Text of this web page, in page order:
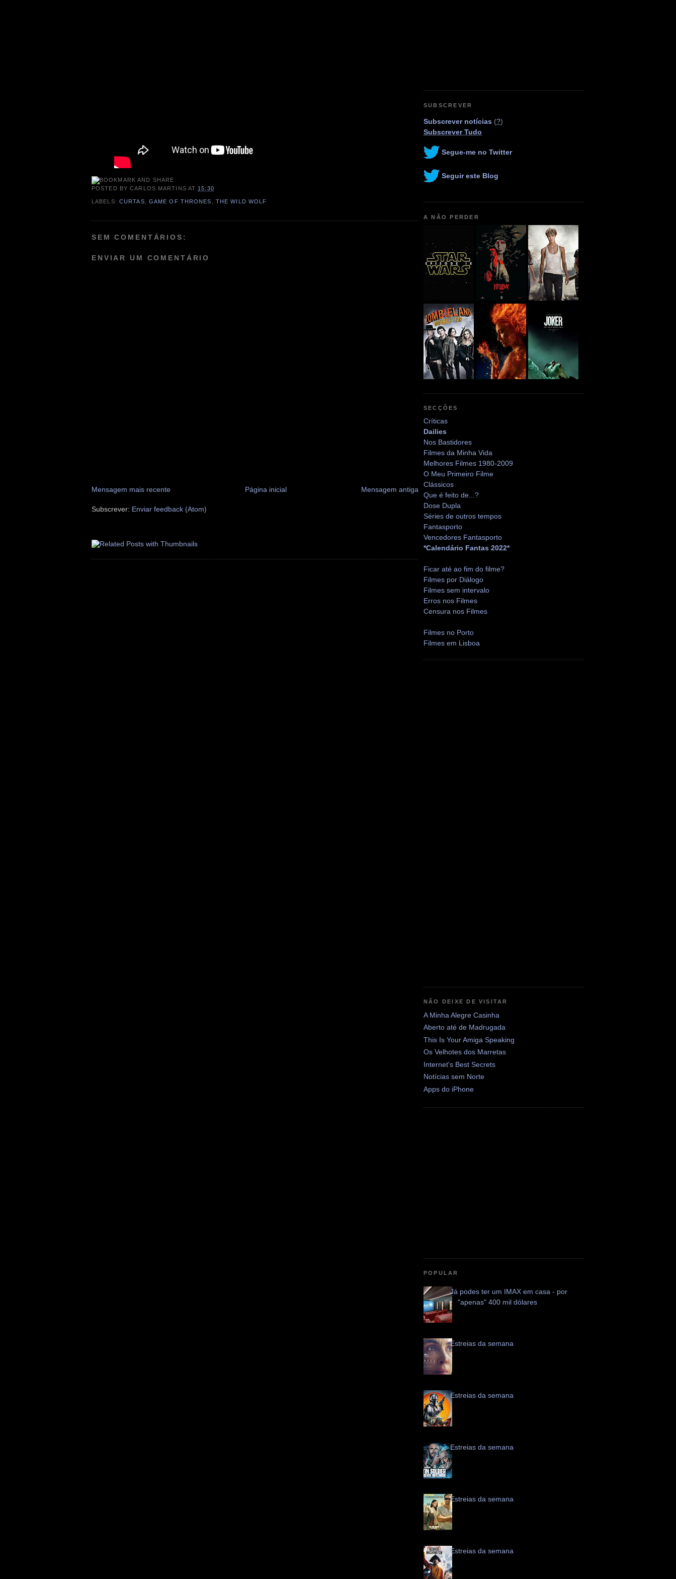
POSTED BYCARLOS MARTINS AT 15:30
LABELS: CURTAS GAME OF THRONES THE WILD WOLF
SEM COMENTÁRIOS:
ENVIAR UM COMENTÁRIO
Mensagem mais recente Mensagem antiga
Página inicial
Subscrever: Enviar feedback (Atom)
SUBSCREVER
Subscrever notícias (?)
Subscrever Tudo
Segue-me no Twitter
Seguir este Blog
A NÃO PERDER
SECÇÕES
Críticas
Dailies
Nos Bastidores
Filmes da Minha Vida
Melhores Filmes 1980-2009
O Meu Primeiro Filme
Clássicos
Que é feito de...?
Dose Dupla
Séries de outros tempos
Fantasporto
Vencedores Fantasporto
*Calendário Fantas 2022*
Ficar até ao fim do filme?
Filmes por Diálogo
Filmes sem intervalo
Erros nos Filmes
Censura nos Filmes
Filmes no Porto
Filmes em Lisboa
NÃO DEIXE DE VISITAR
A Minha Alegre Casinha
Aberto até de Madrugada
This Is Your Amiga Speaking
Os Velhotes dos Marretas
Internet's Best Secrets
Notícias sem Norte
Apps do iPhone
POPULAR
Já podes ter um IMAX em casa - por
"apenas" 400 mil dólares
Estreias da semana
Estreias da semana
Estreias da semana
Estreias da semana
Estreias da semana